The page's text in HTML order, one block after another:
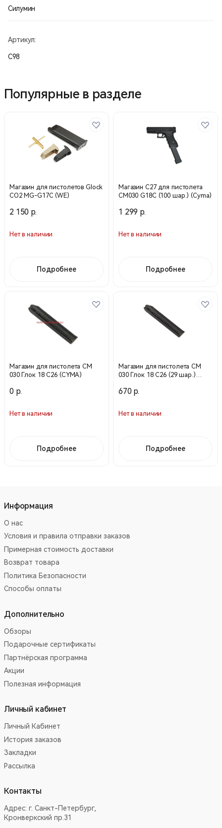
Силумин
Артикул:
С98
Популярные в разделе
Магазин для пистолетов Glock
CO2 MG-G17C (WE)
2 150 р.
Нет в наличии
Подробнее
Магазин С27 для пистолета
СМ030 G18C (100 шар.) (Cyma)
1 299 р.
Нет в наличии
Подробнее
Магазин для пистолета СМ
030 Глок 18 С26 (CYMA)
0 р.
Нет в наличии
Подробнее
Магазин для пистолета СМ
030 Глок 18 С26 (29 шар.)
670 р.
Нет в наличии
Подробнее
Информация
О нас
Условия и правила отправки заказов
Примерная стоимость доставки
Возврат товара
Политика Безопасности
Способы оплаты
Дополнительно
Обзоры
Подарочные сертификаты
Партнёрская программа
Акции
Полезная информация
Личный кабинет
Личный Кабинет
История заказов
Закладки
Рассылка
Контакты
Адрес: г. Санкт-Петербург,
Кронверкский пр.31